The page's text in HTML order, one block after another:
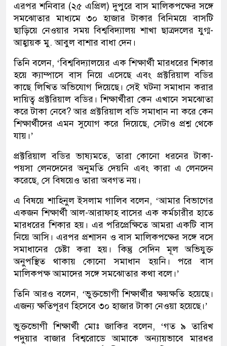
এরপর শনিবার (২৫ এপ্রিল) দুপুরে বাস মালিকপক্ষের সঙ্গে
সমঝোতার মাধ্যমে ৩০ হাজার টাকার বিনিময়ে বাসটি
ছাড়িয়ে নেওয়ার সময় বিশ্ববিদ্যালয় শাখা ছাত্রদলের যুগ্ম-
আহ্বায়ক মু. আবুল বাশার বাধা দেন।
তিনি বলেন, ‘বিশ্ববিদ্যালয়ের এক শিক্ষার্থী মারধরের শিকার
হয়ে ক্যাম্পাসে বাস নিয়ে এসেছে এবং প্রক্টরিয়াল বডির
কাছে লিখিত অভিযোগ দিয়েছে। সেই ঘটনা সমাধান করার
দায়িত্ব প্রক্টরিয়াল বডির। শিক্ষার্থীরা কেন এখানে সমঝোতা
করে টাকা নেবে? আর প্রক্টরিয়াল বডি সমাধান না করে কেন
শিক্ষার্থীদের এমন সুযোগ করে দিয়েছে, সেটাও প্রশ্ন থেকে
যায়।’
প্রক্টরিয়াল বডির ভাষ্যমতে, তারা কোনো ধরনের টাকা-
পয়সা লেনদেনের অনুমতি দেয়নি এবং কারা এ লেনদেন
করেছে, সে বিষয়েও তারা অবগত নয়।
এ বিষয়ে শাহিনুল ইসলাম গালিব বলেন, ‘আমার বিভাগের
একজন শিক্ষার্থী আল-আরাফাহ বাসের এক কর্মচারীর হাতে
মারধরের শিকার হয়। এর পরিপ্রেক্ষিতে আমরা একটি বাস
নিয়ে আসি। এরপর প্রশাসন ও বাস মালিকপক্ষের সঙ্গে বসে
সমাধানের চেষ্টা করা হয়। কিন্তু সেদিন মূল অভিযুক্ত
অনুপস্থিত থাকায় কোনো সমাধান হয়নি। পরে বাস
মালিকপক্ষ আমাদের সঙ্গে সমঝোতার কথা বলে।’
তিনি আরও বলেন, ‘ভুক্তভোগী শিক্ষার্থীর ক্ষয়ক্ষতি হয়েছে।
এজন্য ক্ষতিপূরণ হিসেবে ৩০ হাজার টাকা নেওয়া হয়েছে।’
ভুক্তভোগী শিক্ষার্থী মোঃ জাকির বলেন, ‘গত ৯ তারিখ
পদুয়ার বাজার বিশ্বরোডে আমাকে অন্যায়ভাবে মারধর